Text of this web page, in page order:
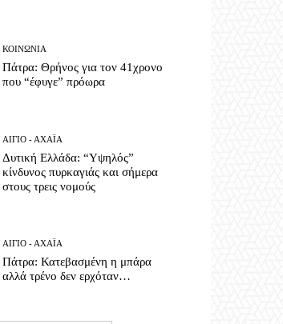
ΚΟΙΝΩΝΊΑ
Πάτρα: Θρήνος για τον 41χρονο
που “έφυγε” πρόωρα
ΑΊΓΙΟ - ΑΧΑΪ́Α
Δυτική Ελλάδα: “Υψηλός”
κίνδυνος πυρκαγιάς και σήμερα
στους τρεις νομούς
ΑΊΓΙΟ - ΑΧΑΪ́Α
Πάτρα: Κατεβασμένη η μπάρα
αλλά τρένο δεν ερχόταν…